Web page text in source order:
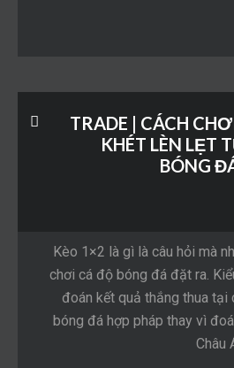
TRADE | CÁCH
KHÉT LÈN LẸT
BÓNG
Kèo 1×2 là gì là câu hỏi mà
chơi cá độ bóng đá đặt ra.
đoán kết quả thắng thua
bóng đá hợp pháp thay vì
Châu